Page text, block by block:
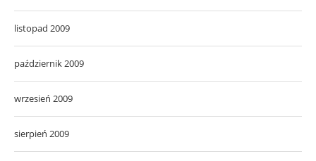
listopad 2009
październik 2009
wrzesień 2009
sierpień 2009